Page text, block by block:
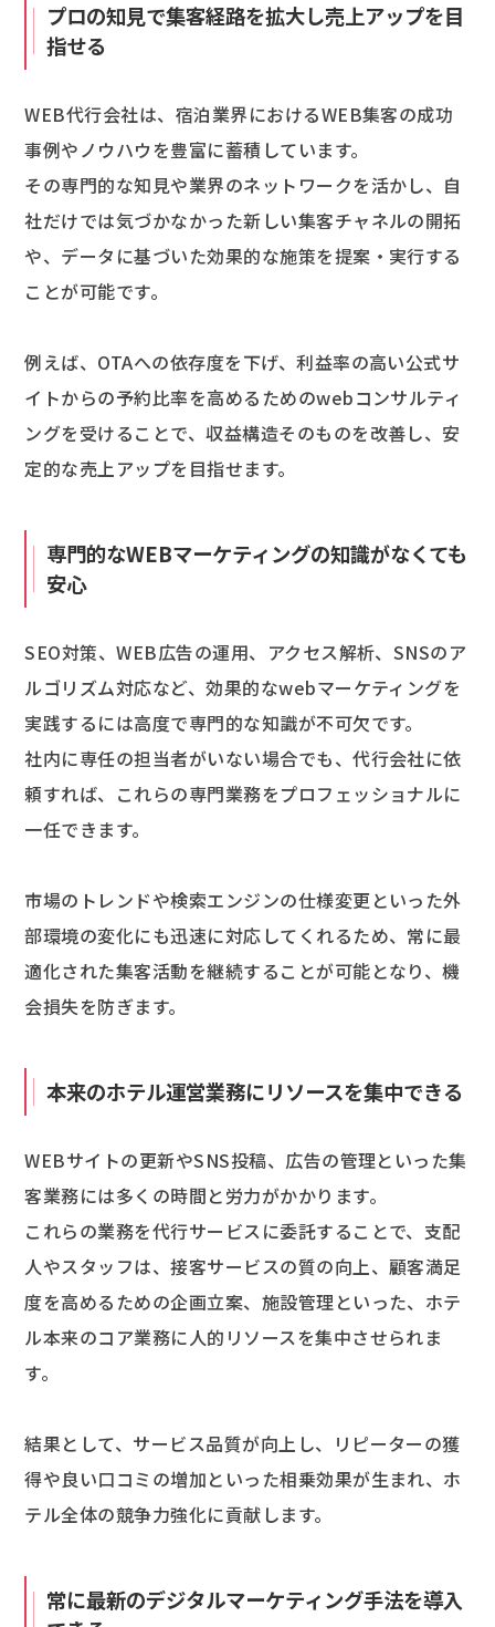
プロの知見で集客経路を拡大し売上アップを目
指せる
WEB代行会社は、宿泊業界におけるWEB集客の成功
事例やノウハウを豊富に蓄積しています。
その専門的な知見や業界のネットワークを活かし、自
社だけでは気づかなかった新しい集客チャネルの開拓
や、データに基づいた効果的な施策を提案・実行する
ことが可能です。
例えば、OTAへの依存度を下げ、利益率の高い公式サ
イトからの予約比率を高めるためのwebコンサルティ
ングを受けることで、収益構造そのものを改善し、安
定的な売上アップを目指せます。
専門的なWEBマーケティングの知識がなくても
安心
SEO対策、WEB広告の運用、アクセス解析、SNSのア
ルゴリズム対応など、効果的なwebマーケティングを
実践するには高度で専門的な知識が不可欠です。
社内に専任の担当者がいない場合でも、代行会社に依
頼すれば、これらの専門業務をプロフェッショナルに
一任できます。
市場のトレンドや検索エンジンの仕様変更といった外
部環境の変化にも迅速に対応してくれるため、常に最
適化された集客活動を継続することが可能となり、機
会損失を防ぎます。
本来のホテル運営業務にリソースを集中できる
WEBサイトの更新やSNS投稿、広告の管理といった集
客業務には多くの時間と労力がかかります。
これらの業務を代行サービスに委託することで、支配
人やスタッフは、接客サービスの質の向上、顧客満足
度を高めるための企画立案、施設管理といった、ホテ
ル本来のコア業務に人的リソースを集中させられま
す。
結果として、サービス品質が向上し、リピーターの獲
得や良い口コミの増加といった相乗効果が生まれ、ホ
テル全体の競争力強化に貢献します。
常に最新のデジタルマーケティング手法を導入